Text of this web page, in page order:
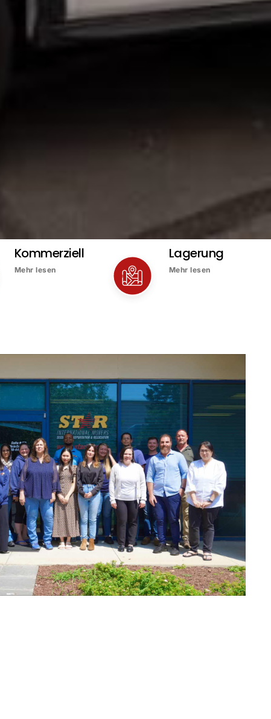
Kommerziell
Mehr lesen
Lagerung
Mehr lesen